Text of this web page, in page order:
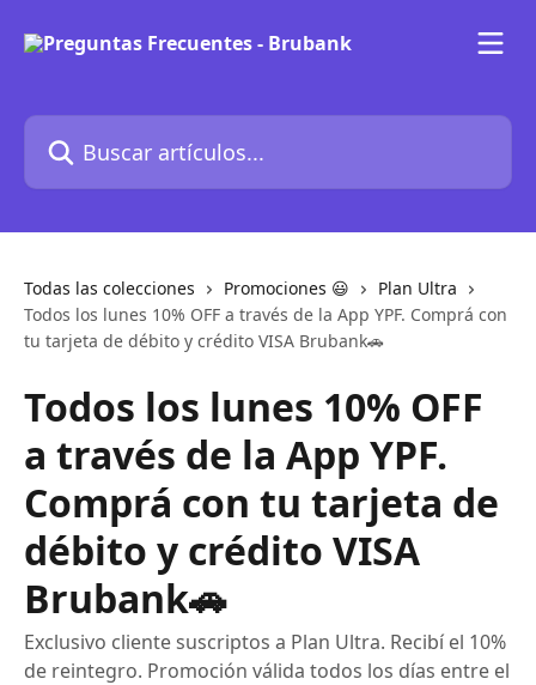
Buscar artículos...
Todas las colecciones Promociones 😃
Plan Ultra
Todos los lunes 10% OFF a través de la App YPF. Comprá con
tu tarjeta de débito y crédito VISA Brubank🚗
Todos los lunes 10% OFF
a través de la App YPF.
Comprá con tu tarjeta de
débito y crédito VISA
Brubank🚗
Exclusivo cliente suscriptos a Plan Ultra. Recibí el 10%
de reintegro. Promoción válida todos los días entre el